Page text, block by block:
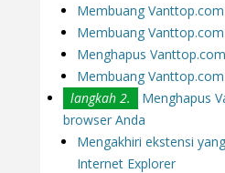
Membuang
Membuang
Menghapus
Membuang
langkah 2.
Menghapus
browser Anda
Mengakhiri ekstensi
Internet Explorer